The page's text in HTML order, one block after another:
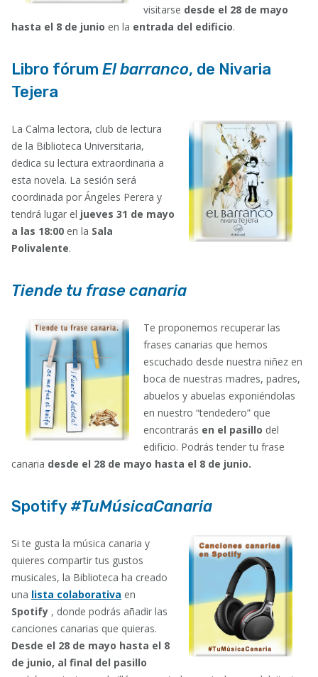
visitarse desde el 28 de mayo
hasta el 8 de junio en la entrada del edificio.
Libro fórum El barranco, de Nivaria
Tejera
La Calma lectora, club de lectura
de la Biblioteca Universitaria,
dedica su lectura extraordinaria a
esta novela. La sesión será
coordinada por Ángeles Perera y
tendrá lugar el jueves 31 de mayo
a las 18:00 en la Sala
Polivalente.
Tiende tu frase canaria
Te proponemos recuperar las
frases canarias que hemos
escuchado desde nuestra niñez en
boca de nuestras madres, padres,
abuelos y abuelas exponiéndolas
en nuestro “tendedero” que
encontrarás en el pasillo del
edificio. Podrás tender tu frase
canaria desde el 28 de mayo hasta el 8 de junio.
Spotify#TuMúsicaCanaria
Si te gusta la música canaria y
quieres compartir tus gustos
musicales, la Biblioteca ha creado
una lista colaborativa en
Spotify , donde podrás añadir las
canciones canarias que quieras.
Desde el 28 de mayo hasta el 8
de junio, al final del pasillo